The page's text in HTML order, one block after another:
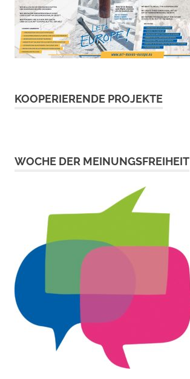
KOOPERIERENDE PROJEKTE
WOCHE DER MEINUNGSFREIHEIT